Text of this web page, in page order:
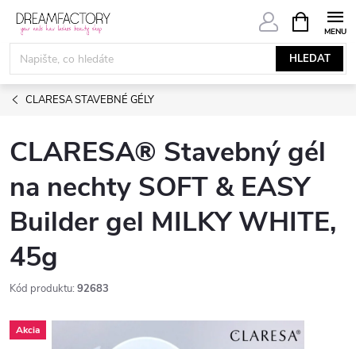
Přejít
obsah
HLEDAT
NÁKUPNÍ
KOŠÍK
CLARESA STAVEBNÉ GÉLY
CLARESA® Stavebný gél
na nechty SOFT & EASY
Builder gel MILKY WHITE,
45g
Kód produktu: 92683
Akcia